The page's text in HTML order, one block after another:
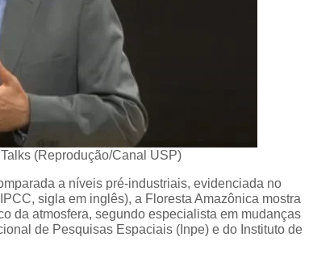
(Reprodução/Canal USP)
a níveis pré-industriais, evidenciada no
sigla em inglês), a Floresta Amazônica mostra
da atmosfera, segundo especialista em mudanças
de Pesquisas Espaciais (Inpe) e do Instituto de